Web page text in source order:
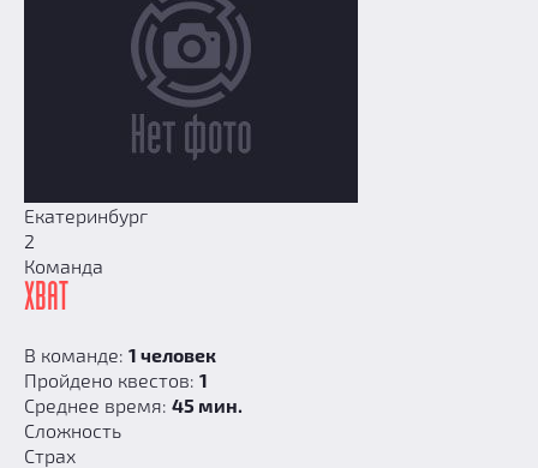
Екатеринбург
2
Команда
ХВАТ
В команде: 1 человек
Пройдено квестов: 1
Среднее время: 45 мин.
Сложность
Страх